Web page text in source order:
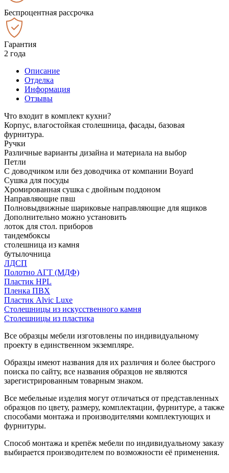
Беспроцентная рассрочка
Гарантия
2 года
Описание
Отделка
Информация
Отзывы
Что входит в комплект кухни?
Корпус, влагостойкая столешница, фасады, базовая
фурнитура.
Ручки
Различные варианты дизайна и материала на выбор
Петли
С доводчиком или без доводчика от компании Boyard
Сушка для посуды
Хромированная сушка с двойным поддоном
Направляющие пвш
Полновыдвижные шариковые направляющие для ящиков
Дополнительно можно установить
лоток для стол. приборов
тандембоксы
столешница из камня
бутылочница
ЛДСП
Полотно АГТ (МДФ)
Пластик HPL
Пленка ПВХ
Пластик Alvic Luxe
Столешницы из искусственного камня
Столешницы из пластика
Все образцы мебели изготовлены по индивидуальному
проекту в единственном экземпляре.
Образцы имеют названия для их различия и более быстрого
поиска по сайту, все названия образцов не являются
зарегистрированным товарным знаком.
Все мебельные изделия могут отличаться от представленных
образцов по цвету, размеру, комплектации, фурнитуре, а также
способами монтажа и производителями комплектующих и
фурнитуры.
Способ монтажа и крепёж мебели по индивидуальному заказу
выбирается производителем по возможности её применения.